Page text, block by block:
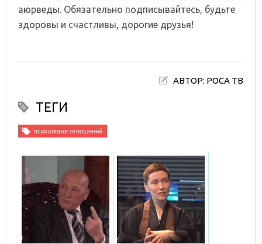
аюрведы. Обязательно подписывайтесь, будьте
здоровы и счастливы, дорогие друзья!
АВТОР: РОСА ТВ
ТЕГИ
психология отношений